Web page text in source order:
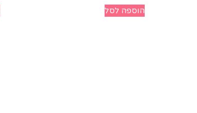
הוספה לסל